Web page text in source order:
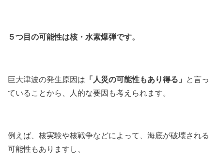
５つ目の可能性は核・水素爆弾です。
巨大津波の発生原因は 「人災の可能性もあり得る」 と言っ
ていることから、人的な要因も考えられます。
例えば、核実験や核戦争などによって、海底が破壊される
可能性もありますし、